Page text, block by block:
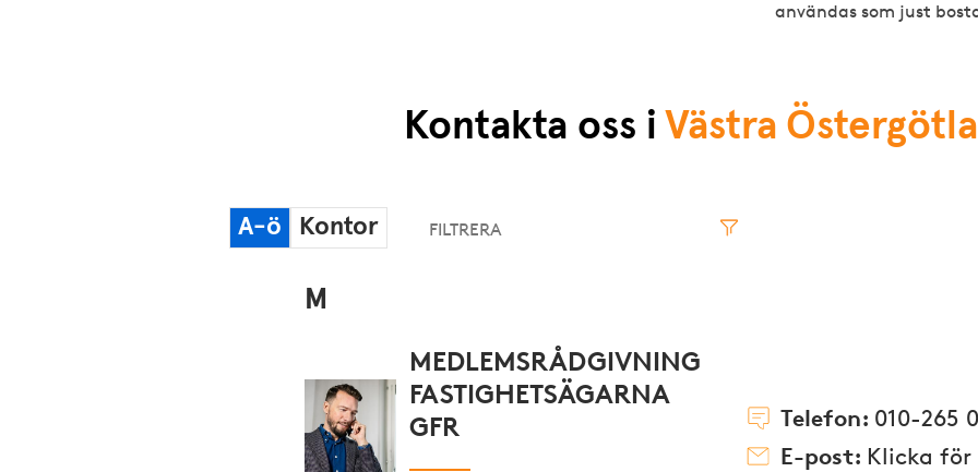
användas som just
Kontakta oss i Västra
A-ö Kontor
M
MEDLEMSRÅDGIVNING
FASTIGHETSÄGARNA
GFR
Telefon: 010-265
E-post: Klicka